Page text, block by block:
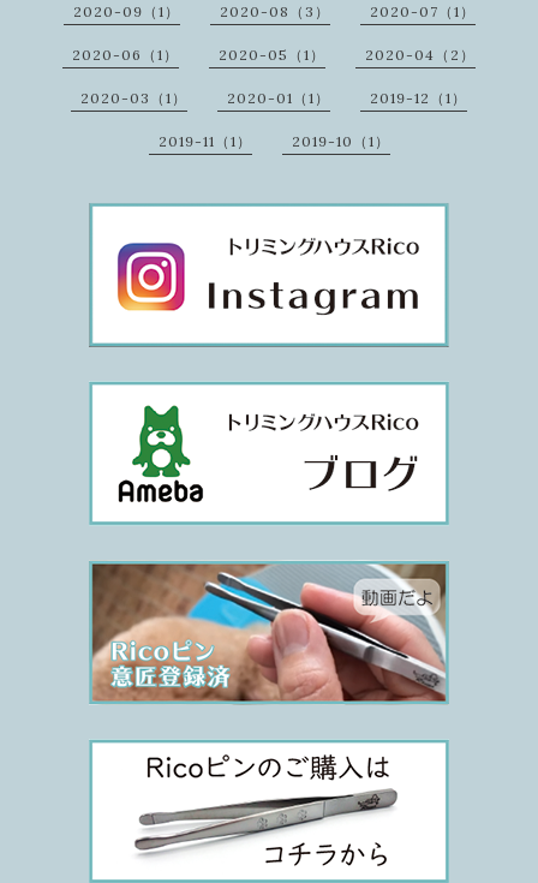
2020-09（1） 2020-08（3） 2020-07（1）
2020-06（1） 2020-05（1） 2020-04（2）
2020-03（1） 2020-01（1） 2019-12（1）
2019-11（1） 2019-10（1）